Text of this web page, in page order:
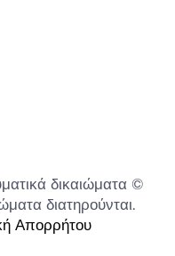
©
διατηρούνται.
Απορρήτου